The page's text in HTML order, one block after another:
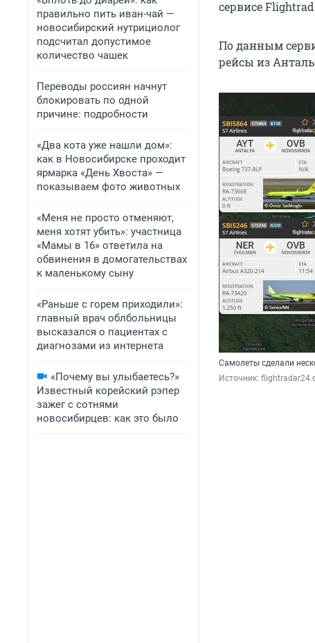
правильно пить иван-чай —
новосибирский нутрициолог
подсчитал допустимое
количество чашек
Переводы россиян начнут
блокировать по одной
причине: подробности
«Два кота уже нашли дом»:
как в Новосибирске проходит
ярмарка «День Хвоста» —
показываем фото животных
«Меня не просто отменяют,
меня хотят убить»: участница
«Мамы в 16» ответила на
обвинения в домогательствах
к маленькому сыну
«Раньше с горем приходили»:
главный врач облбольницы
высказался о пациентах с
диагнозами из интернета
«Почему вы улыбаетесь?»
Известный корейский рэпер
зажег с сотнями
новосибирцев: как это было
сервисе
По данным
рейсы из
Самолеты сделали
Источник: